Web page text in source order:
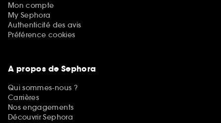
Mon compte
My Sephora
Authenticité des avis
Préférence cookies
A propos de Sephora
Qui sommes-nous ?
Carrières
Nos engagements
Découvrir Sephora